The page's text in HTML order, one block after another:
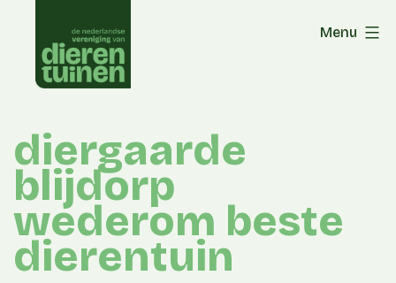
content
Menu
diergaarde
blijdorp
wederom beste
dierentuin